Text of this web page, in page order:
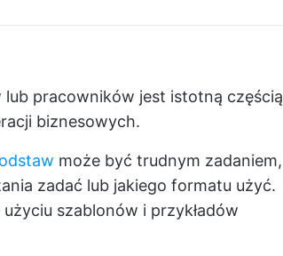
pracowników jest istotną częścią
biznesowych.
może być trudnym zadaniem,
zadać lub jakiego formatu użyć.
szablonów i przykładów